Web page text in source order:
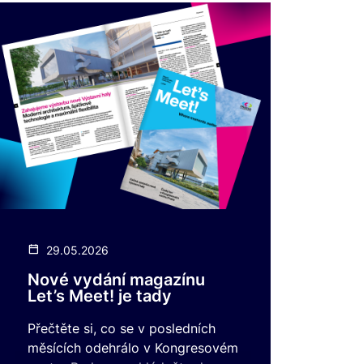
29.05.2026
Nové vydání magazínu
Let’s Meet! je tady
Přečtěte si, co se v posledních
měsících odehrálo v Kongresovém